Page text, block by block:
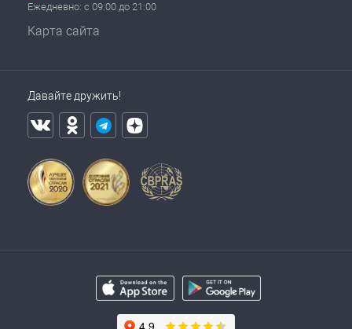
Ежедневно: с 09:00 до 21:00
Карта сайта
Давайте дружить!